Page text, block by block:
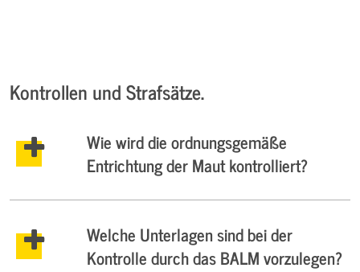
Kontrollen und Strafsätze.
Wie wird die ordnungsgemäße
Entrichtung der Maut kontrolliert?
Welche Unterlagen sind bei der
Kontrolle durch das BALM vorzulegen?